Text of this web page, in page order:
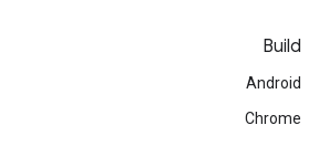
Build
Android
Chrome